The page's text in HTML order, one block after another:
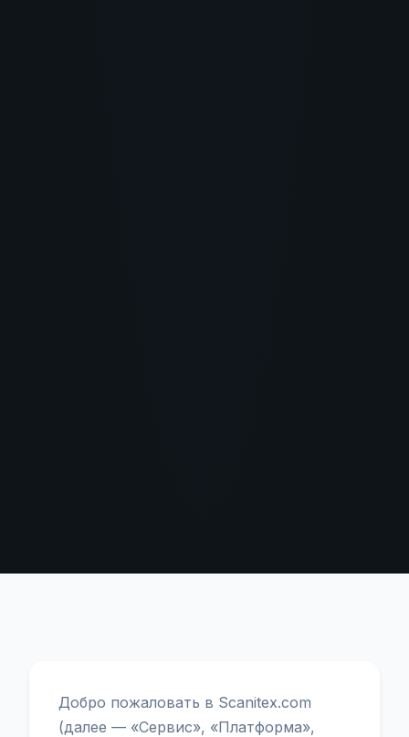
Добро пожаловать в Scanitex.com
(далее — «Сервис», «Платформа»,